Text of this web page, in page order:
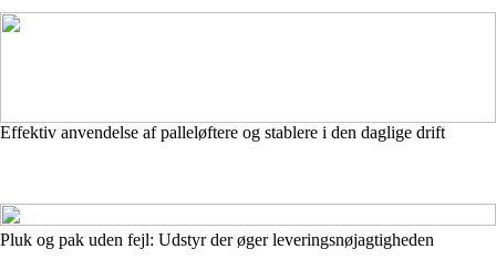
Effektiv anvendelse af palleløftere og stablere i den daglige drift
Pluk og pak uden fejl: Udstyr der øger leveringsnøjagtigheden